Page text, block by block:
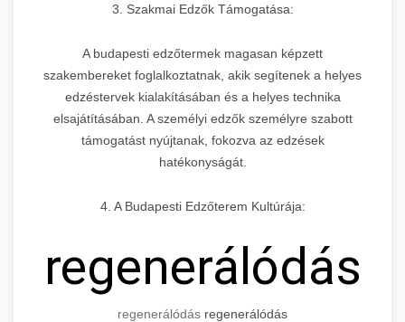
3. Szakmai Edzők Támogatása:
A budapesti edzőtermek magasan képzett
szakembereket foglalkoztatnak, akik segítenek a helyes
edzéstervek kialakításában és a helyes technika
elsajátításában. A személyi edzők személyre szabott
támogatást nyújtanak, fokozva az edzések
hatékonyságát.
4. A Budapesti Edzőterem Kultúrája:
regenerálódás
regenerálódás regenerálódás